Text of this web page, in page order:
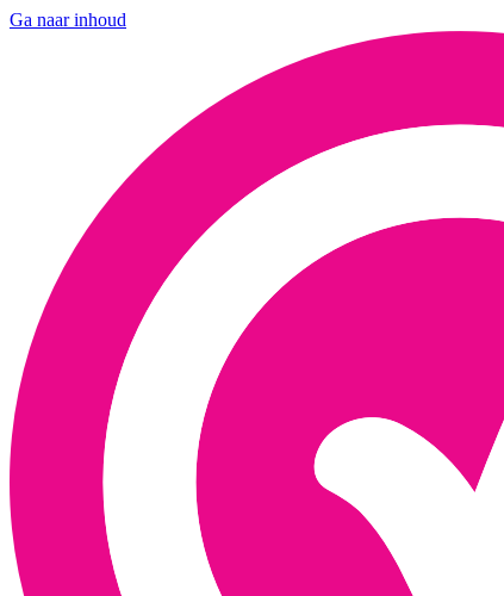
Ga naar inhoud